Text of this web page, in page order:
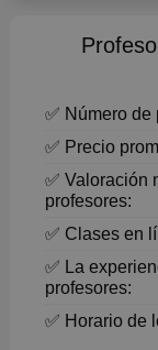
✅ Número de
✅ Precio
✅ Valoración
profesores:
✅ Clases en
✅ La
profesores:
✅ Horario de